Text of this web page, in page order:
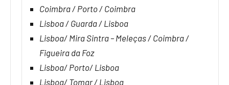
Coimbra / Porto / Coimbra
Lisboa / Guarda / Lisboa
Lisboa/ Mira Sintra – Meleças / Coimbra /
Figueira da Foz
Lisboa/ Porto/ Lisboa
Lisboa/ Tomar / Lisboa